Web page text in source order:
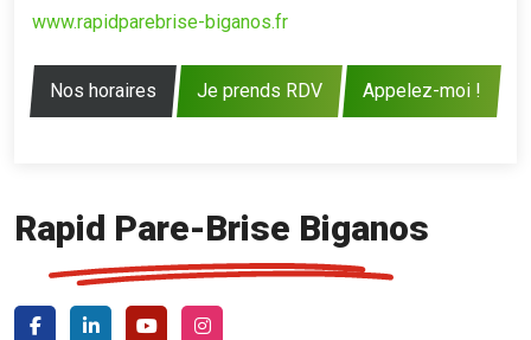
www.rapidparebrise-biganos.fr
Nos horaires Je prends RDV Appelez-moi !
Rapid Pare-Brise Biganos